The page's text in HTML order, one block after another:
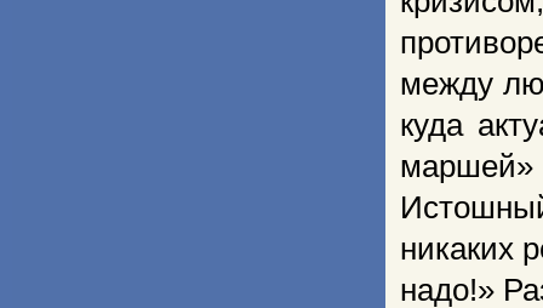
между
куда
никаких
надо!»